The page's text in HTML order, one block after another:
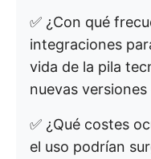
✅ ¿Con qué
integraciones
vida de la pila
nuevas
✅ ¿Qué costes
el uso podrían